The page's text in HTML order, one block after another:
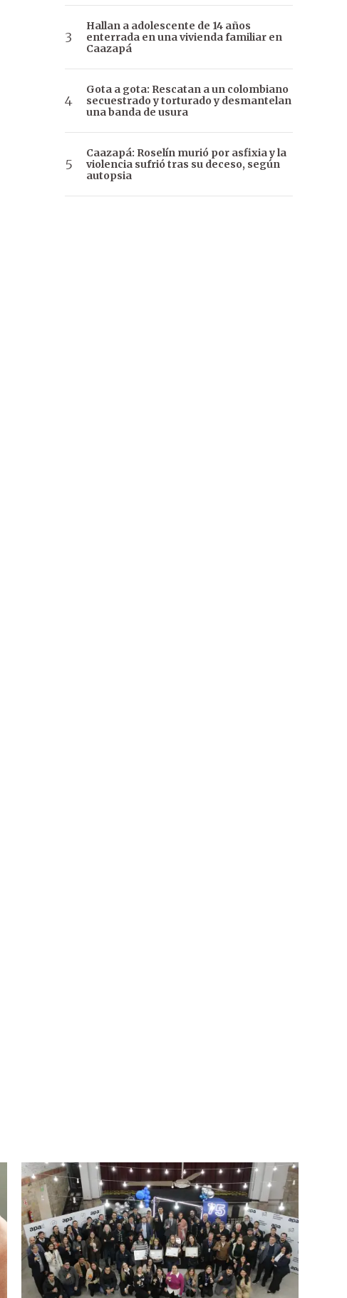
Hallan a adolescente de 14 años
enterrada en una vivienda familiar en
Caazapá
Gota a gota: Rescatan a un colombiano
secuestrado y torturado y desmantelan
una banda de usura
Caazapá: Roselín murió por asfixia y la
violencia sufrió tras su deceso, según
autopsia